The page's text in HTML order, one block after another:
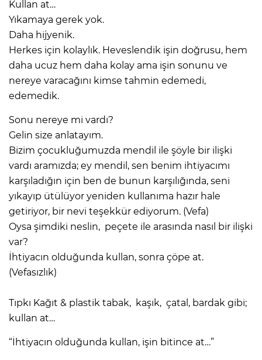
Kullan at…
Yıkamaya gerek yok.
Daha hijyenik.
Herkes için kolaylık. Heveslendik işin doğrusu, hem
daha ucuz hem daha kolay ama işin sonunu ve
nereye varacağını kimse tahmin edemedi,
edemedik.
Sonu nereye mi vardı?
Gelin size anlatayım.
Bizim çocukluğumuzda mendil ile şöyle bir ilişki
vardı aramızda; ey mendil, sen benim ihtiyacımı
karşıladığın için ben de bunun karşılığında, seni
yıkayıp ütülüyor yeniden kullanıma hazır hale
getiriyor, bir nevi teşekkür ediyorum. (Vefa)
Oysa şimdiki neslin, peçete ile arasında nasıl bir ilişki
var?
İhtiyacın olduğunda kullan, sonra çöpe at.
(Vefasızlık)
Tıpkı Kağıt & plastik tabak, kaşık, çatal, bardak gibi;
kullan at…
“İhtiyacın olduğunda kullan, işin bitince at…”